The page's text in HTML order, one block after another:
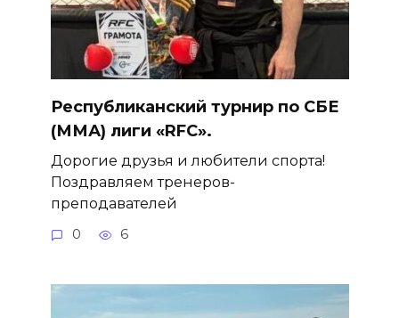
Республиканский турнир по СБЕ
(ММА) лиги «RFC».
Дорогие друзья и любители спорта!
Поздравляем тренеров-
преподавателей
0 6